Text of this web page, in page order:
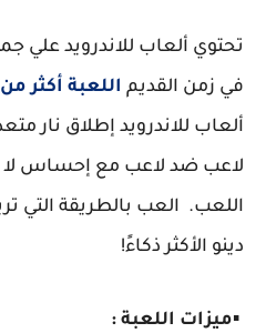
تحتوي ألعاب للاندرويد علي
في زمن القديم اللعبة أكثر
ألعاب للاندرويد إطلاق نار
لاعب ضد لاعب مع إحساس لا
اللعب. العب بالطريقة التي
دينو الأكثر ذكاءً!
▪️ميزات اللعبة :